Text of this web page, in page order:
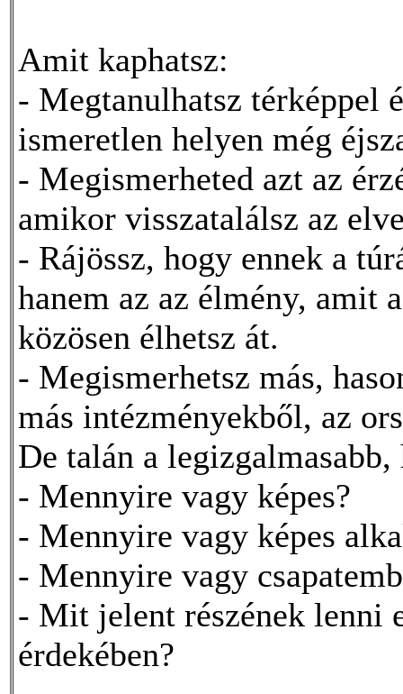
Amit kaphatsz:
- Megtanulhatsz térképpel
ismeretlen helyen még
- Megismerheted azt az
amikor visszatalálsz az
- Rájössz, hogy ennek a
hanem az az élmény, amit
közösen élhetsz át.
- Megismerhetsz más,
más intézményekből, az
De talán a
- Mennyire vagy képes?
- Mennyire vagy képes
- Mennyire vagy
- Mit jelent részének lenni
érdekében?